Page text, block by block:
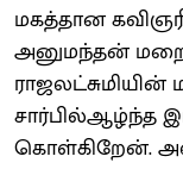
மகத்தான
அனுமந்தன்
ராஜலட்சுமியின்
சார்பில்ஆழ்ந்த
கொள்கிறேன்.